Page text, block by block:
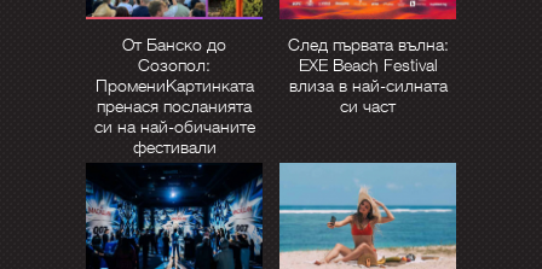
От Банско до
Созопол:
ПромениКартинката
пренася посланията
си на най-обичаните
фестивали
След първата вълна:
EXE Beach Festival
влиза в най-силната
си част